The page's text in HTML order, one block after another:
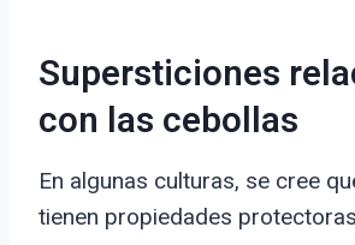
Supersticiones
con las cebollas
En algunas culturas, se cree
tienen propiedades